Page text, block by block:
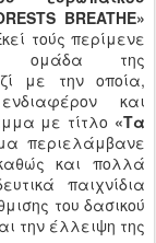
BREATHE»
τούς περίμενε
ομάδα της
με την οποία,
και
με τίτλο «Τα
περιελάμβανε
καθώς και πολλά
παιχνίδια
του δασικού
την έλλειψη της